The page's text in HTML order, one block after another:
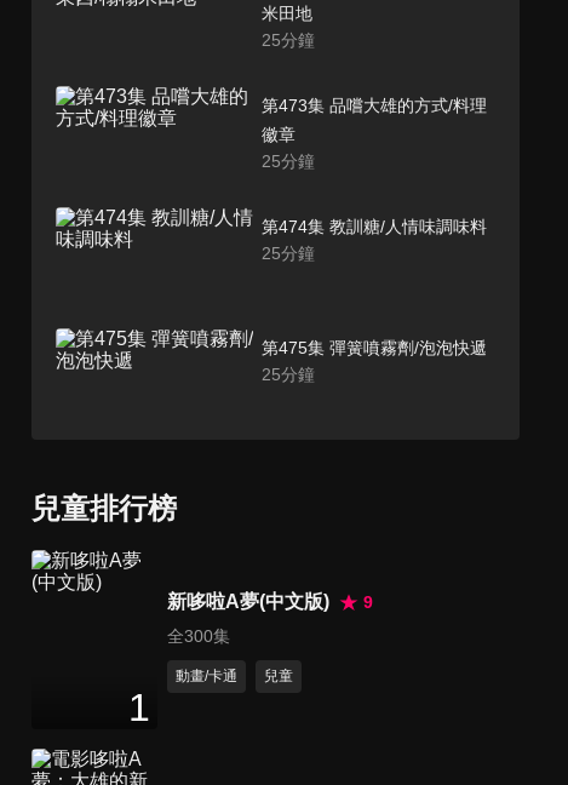
米田地
25分鐘
第473集 品嚐大雄的方式/料理
徽章
25分鐘
第474集 教訓糖/人情味調味料
25分鐘
第475集 彈簧噴霧劑/泡泡快遞
25分鐘
第477集 恐怖的胖虎晚餐秀/胖
虎是大明星
兒童排行榜
1
新哆啦A夢(中文版)
9
全300集
動畫/卡通 兒童